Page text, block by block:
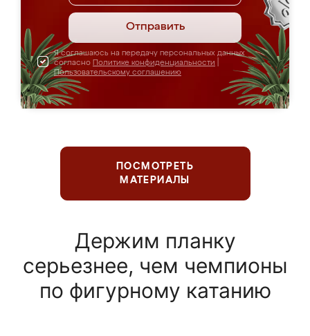
Отправить
Я соглашаюсь на передачу персональных данных
согласно Политике конфиденциальности
Пользовательскому соглашению
ПОСМОТРЕТЬ
МАТЕРИАЛЫ
Держим планку
серьезнее, чем чемпионы
по фигурному катанию